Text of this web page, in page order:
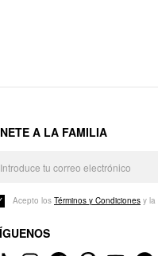
A LA FAMILIA
Acepto los Términos y Condiciones y la